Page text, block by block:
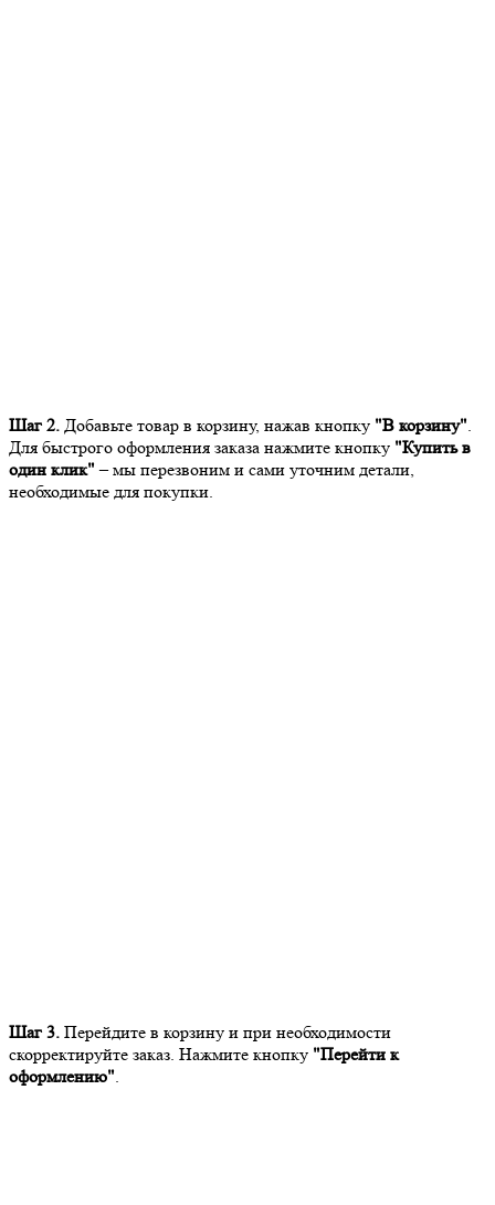
Шаг 2. Добавьте товар в корзину, нажав кнопку "В корзину".
Для быстрого оформления заказа нажмите кнопку "Купить в
один клик" – мы перезвоним и сами уточним детали,
необходимые для покупки.
Шаг 3. Перейдите в корзину и при необходимости
скорректируйте заказ. Нажмите кнопку "Перейти к
оформлению".